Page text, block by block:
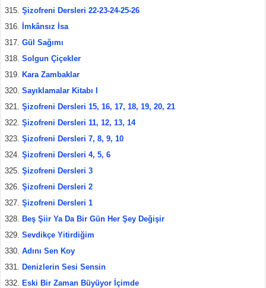
Şizofreni Dersleri 22-23-24-25-26
İmkânsız İsa
Gül Sağımı
Solgun Çiçekler
Kara Zambaklar
Sayıklamalar Kitabı I
Şizofreni Dersleri 15, 16, 17, 18, 19, 20, 21
Şizofreni Dersleri 11, 12, 13, 14
Şizofreni Dersleri 7, 8, 9, 10
Şizofreni Dersleri 4, 5, 6
Şizofreni Dersleri 3
Şizofreni Dersleri 2
Şizofreni Dersleri 1
Beş Şiir Ya Da Bir Gün Her Şey Değişir
Sevdikçe Yitirdiğim
Adını Sen Koy
Denizlerin Sesi Sensin
Eski Bir Zaman Büyüyor İçimde